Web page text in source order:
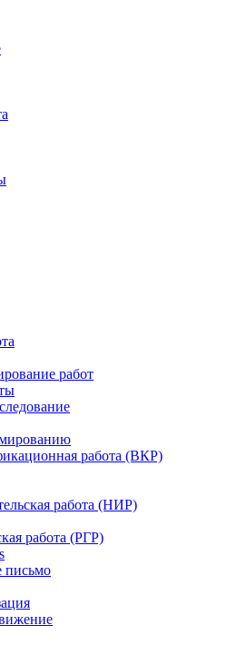
работ
работа (ВКР)
работа (НИР)
работа (РГР)
письмо